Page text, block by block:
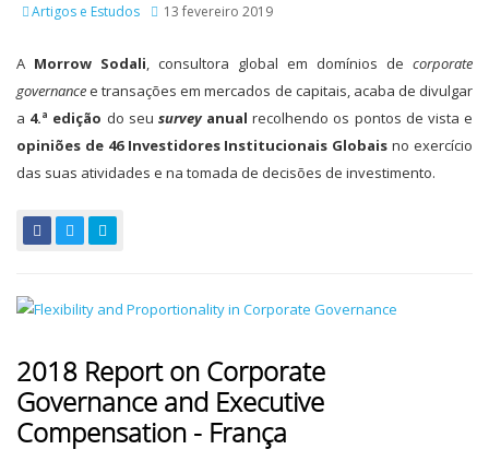
Artigos e Estudos 13 fevereiro 2019
A Morrow Sodali, consultora global em domínios de corporate
governancee transações em mercados de capitais, acaba de divulgar
a 4.ª edição do seu surveyanual recolhendo os pontos de vista e
opiniões de 46 Investidores Institucionais Globais no exercício
das suas atividades e na tomada de decisões de investimento.
2018 Report on Corporate
Governance and Executive
Compensation - França